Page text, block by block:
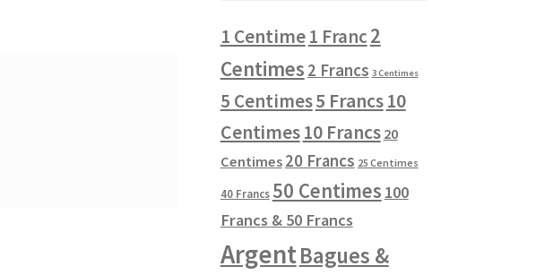
1 Centime1 Franc2
Centimes 2 Francs 3 Centimes
5 Centimes5 Francs10
Centimes10 Francs 20
Centimes 20 Francs 25 Centimes
40 Francs 50 Centimes 100
Francs & 50 Francs
ArgentBagues &